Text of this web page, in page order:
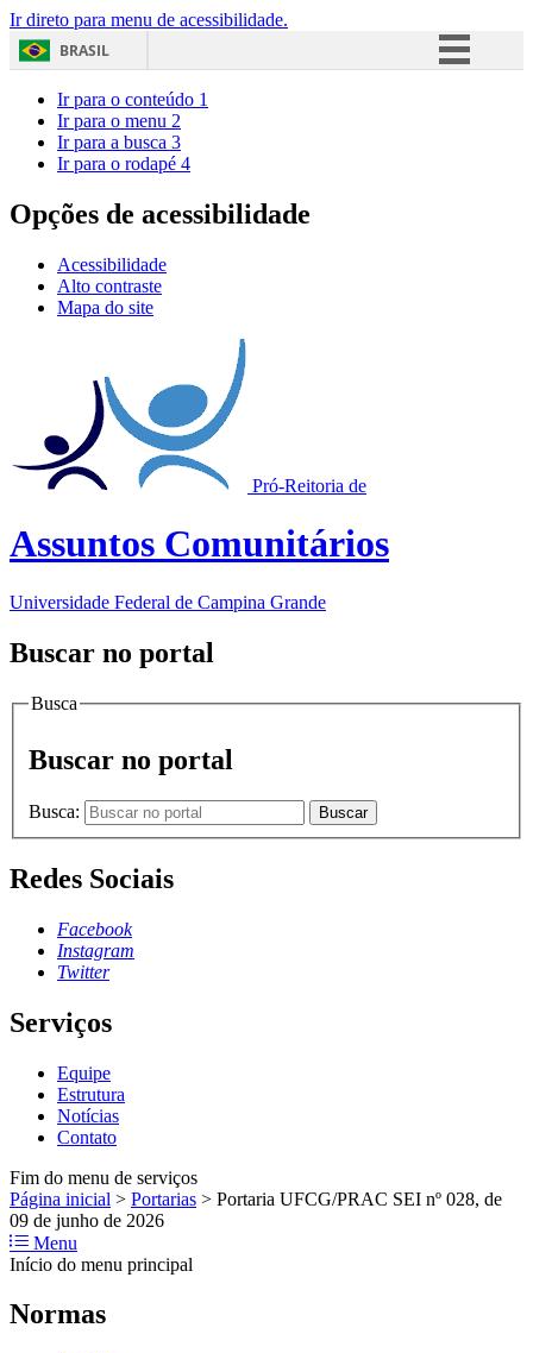
Ir direto para menu de acessibilidade.
BRASIL
Acesso à informação
Ir para o conteúdo 1
Ir para o menu 2
Ir para a busca 3
Ir para o rodapé 4
Opções de acessibilidade
Acessibilidade
Alto contraste
Mapa do site
Pró-Reitoria de
Assuntos Comunitários
Universidade Federal de Campina Grande
Buscar no portal
Busca
Buscar no portal
Busca: Buscar
Redes Sociais
Facebook
Instagram
Twitter
Serviços
Equipe
Estrutura
Notícias
Contato
Fim do menu de serviços
Página inicial > Portarias > Portaria UFCG/PRAC SEI nº 028, de
09 de junho de 2026
Menu
Início do menu principal
Normas